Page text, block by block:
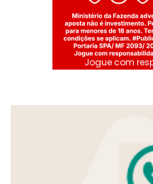
Jogue com